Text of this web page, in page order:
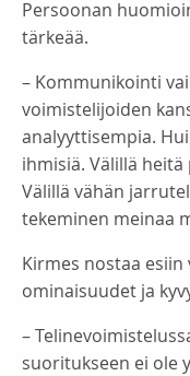
Persoonan
tärkeää.
– Kommunikointi
voimistelijoiden
analyyttisempia.
ihmisiä. Välillä
Välillä vähän
tekeminen meinaa
Kirmes nostaa
ominaisuudet ja
–
suoritukseen ei ole